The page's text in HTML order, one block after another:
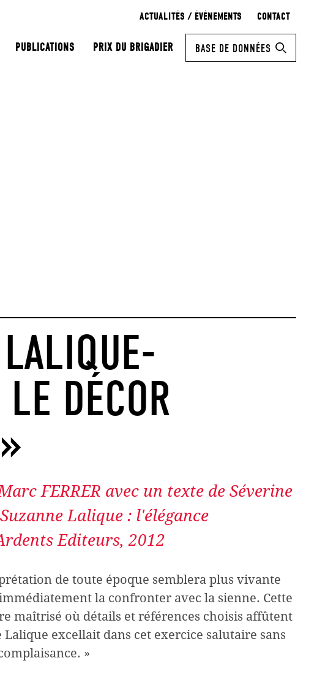
ACTUALITÉS / ÉVÉNEMENTS CONTACT
PUBLICATIONS PRIX DU BRIGADIER BASE DE DONNÉES
DÉCOR
FERRER avec un texte de Séverine
Lalique : l'élégance
Editeurs, 2012
de toute époque semblera plus vivante
la confronter avec la sienne. Cette
maîtrisé où détails et références choisis affûtent
excellait dans cet exercice salutaire sans
»